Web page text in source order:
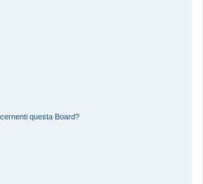
questa Board?